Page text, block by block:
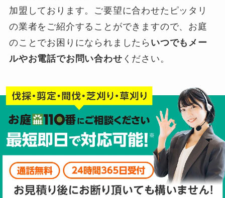
加盟しております。ご要望に合わせたピッタリ
の業者をご紹介することができますので、お庭
のことでお困りになられましたら いつでもメー
ルやお電話でお問い合わせ ください。